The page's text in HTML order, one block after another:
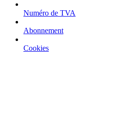
Numéro de TVA
Abonnement
Cookies